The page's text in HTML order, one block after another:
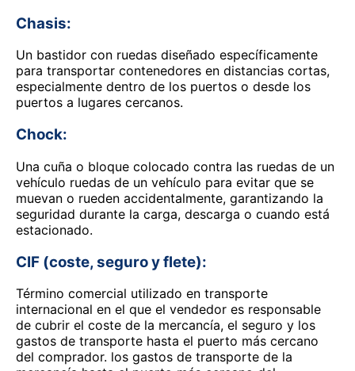
Chasis:
Un bastidor con ruedas diseñado específicamente
para transportar contenedores en distancias cortas,
especialmente dentro de los puertos o desde los
puertos a lugares cercanos.
Chock:
Una cuña o bloque colocado contra las ruedas de un
vehículo ruedas de un vehículo para evitar que se
muevan o rueden accidentalmente, garantizando la
seguridad durante la carga, descarga o cuando está
estacionado.
CIF (coste, seguro y flete):
Término comercial utilizado en transporte
internacional en el que el vendedor es responsable
de cubrir el coste de la mercancía, el seguro y los
gastos de transporte hasta el puerto más cercano
del comprador. los gastos de transporte de la